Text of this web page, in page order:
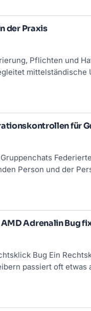
der Praxis
Pflichten und
für
Person und der
Adrenalin Bug
Bug Ein
passiert oft etwas